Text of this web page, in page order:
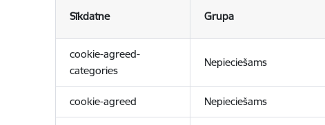
Sīkdatne Grupa
cookie-agreed-
categories
Nepieciešams
cookie-agreed Nepieciešams